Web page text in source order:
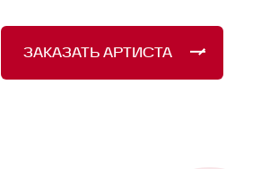
ЗАКАЗАТЬ АРТИСТА